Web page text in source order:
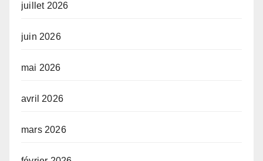
juillet 2026
juin 2026
mai 2026
avril 2026
mars 2026